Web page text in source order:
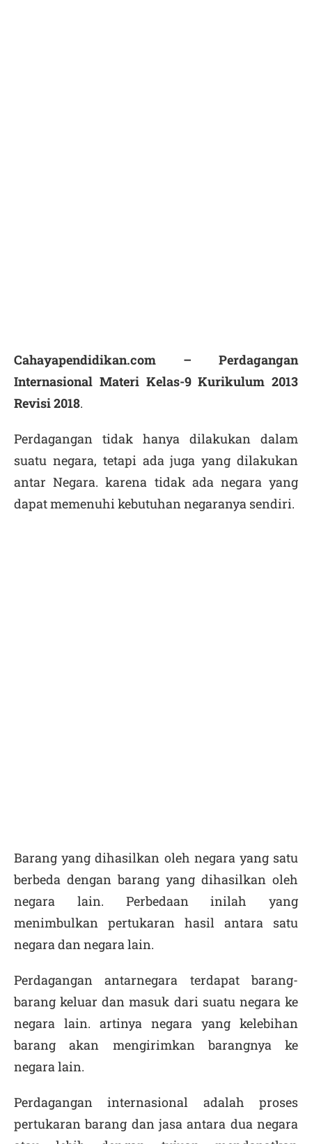
Cahayapendidikan.com – Perdagangan
Internasional Materi Kelas-9 Kurikulum 2013
Revisi 2018.
Perdagangan tidak hanya dilakukan dalam
suatu negara, tetapi ada juga yang dilakukan
antar Negara. karena tidak ada negara yang
dapat memenuhi kebutuhan negaranya sendiri.
Barang yang dihasilkan oleh negara yang satu
berbeda dengan barang yang dihasilkan oleh
negara lain. Perbedaan inilah yang
menimbulkan pertukaran hasil antara satu
negara dan negara lain.
Perdagangan antarnegara terdapat barang-
barang keluar dan masuk dari suatu negara ke
negara lain. artinya negara yang kelebihan
barang akan mengirimkan barangnya ke
negara lain.
Perdagangan internasional adalah proses
pertukaran barang dan jasa antara dua negara